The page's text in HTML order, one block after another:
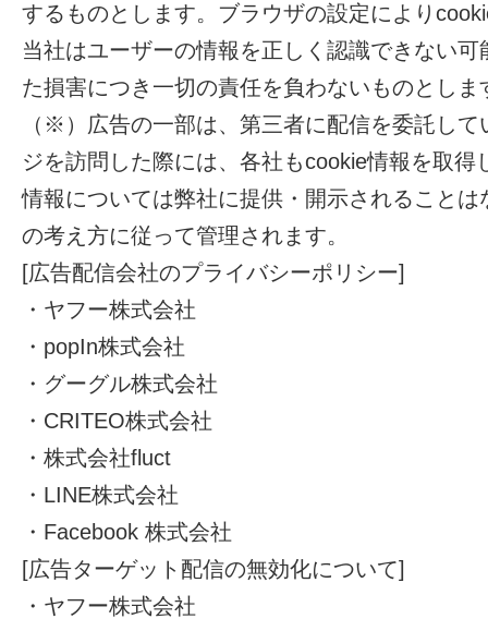
するものとします。ブラウザの設定により
当社はユーザーの情報を正しく認識できない
た損害につき一切の責任を負わないものとしま
（※）広告の一部は、第三者に配信を委託し
ジを訪問した際には、各社もcookie情報を取
情報については弊社に提供・開示されること
の考え方に従って管理されます。
[広告配信会社のプライバシーポリシー]
・ヤフー株式会社
・popIn株式会社
・グーグル株式会社
・CRITEO株式会社
・株式会社fluct
・LINE株式会社
・Facebook 株式会社
[広告ターゲット配信の無効化について]
・ヤフー株式会社